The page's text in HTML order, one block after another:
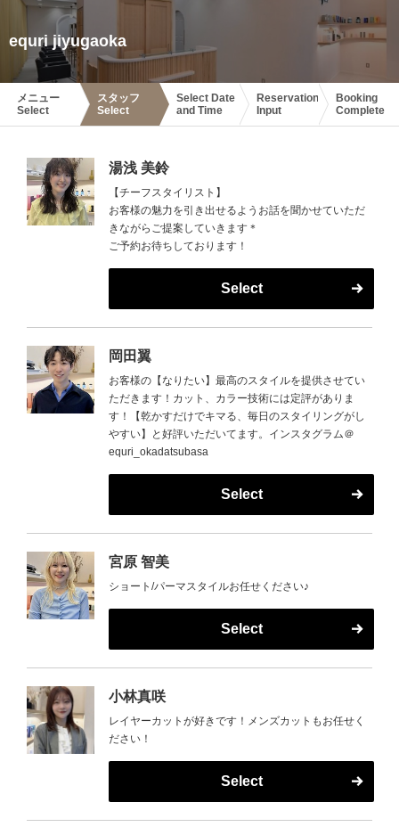
equri jiyugaoka
メニュー
Select
スタッフ
Select
Select Date
and Time
Reservation
Input
Booking
Complete
湯浅 美鈴
【チーフスタイリスト】
お客様の魅力を引き出せるようお話を聞かせていただ
きながらご提案していきます＊
ご予約お待ちしております！
Select
岡田翼
お客様の【なりたい】最高のスタイルを提供させてい
ただきます！カット、カラー技術には定評がありま
す！【乾かすだけでキマる、毎日のスタイリングがし
やすい】と好評いただいてます。インスタグラム＠
equri_okadatsubasa
Select
宮原 智美
ショート/パーマスタイルお任せください♪
Select
小林真咲
レイヤーカットが好きです！メンズカットもお任せく
ださい！
Select